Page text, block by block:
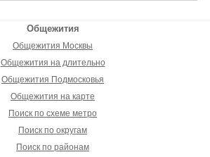
Общежития
Общежития Москвы
Общежития на длительно
Общежития Подмосковья
Общежития на карте
Поиск по схеме метро
Поиск по округам
Поиск по районам